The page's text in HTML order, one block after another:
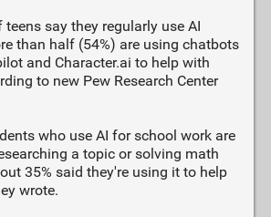
teens say they regularly use AI
than half (54%) are using chatbots
and Character.ai to help with
to new Pew Research Center
who use AI for school work are
a topic or solving math
35% said they're using it to help
wrote.